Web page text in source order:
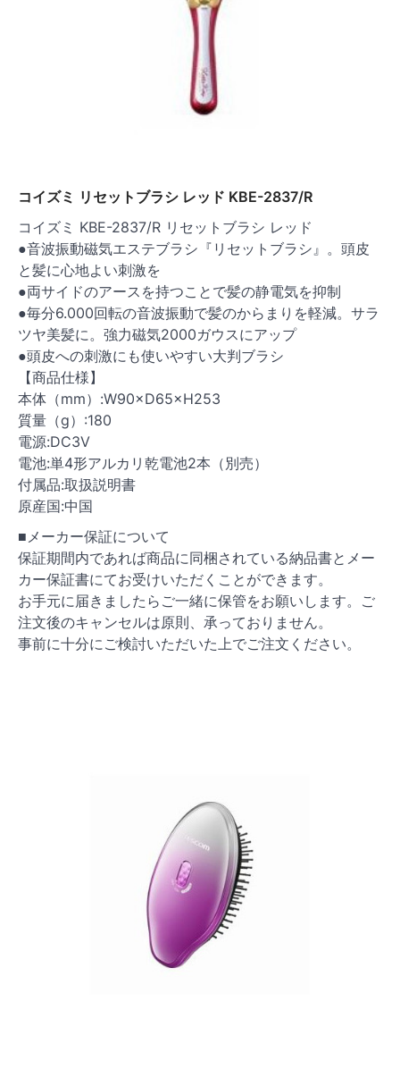
コイズミ リセットブラシ レッド KBE-2837/R
コイズミ KBE-2837/R リセットブラシ レッド
●音波振動磁気エステブラシ『リセットブラシ』。頭皮
と髪に心地よい刺激を
●両サイドのアースを持つことで髪の静電気を抑制
●毎分6.000回転の音波振動で髪のからまりを軽減。サラ
ツヤ美髪に。強力磁気2000ガウスにアップ
●頭皮への刺激にも使いやすい大判ブラシ
【商品仕様】
本体（mm）:W90×D65×H253
質量（g）:180
電源:DC3V
電池:単4形アルカリ乾電池2本（別売）
付属品:取扱説明書
原産国:中国
■メーカー保証について
保証期間内であれば商品に同梱されている納品書とメー
カー保証書にてお受けいただくことができます。
お手元に届きましたらご一緒に保管をお願いします。ご
注文後のキャンセルは原則、承っておりません。
事前に十分にご検討いただいた上でご注文ください。